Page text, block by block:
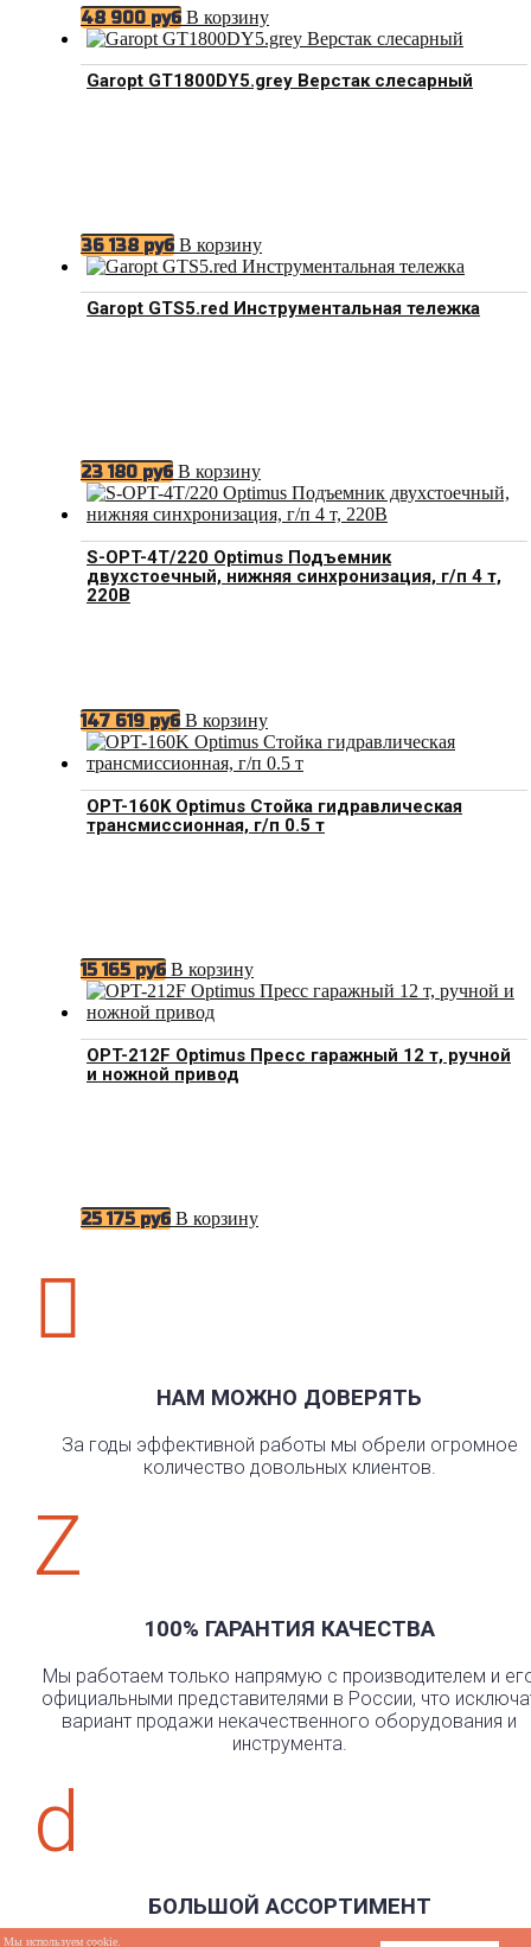
Мы используем cookie.
48 900 руб В корзину
Garopt GT1800DY5.grey Верстак слесарный
36 138 руб В корзину
Garopt GTS5.red Инструментальная тележка
23 180 руб В корзину
S-OPT-4T/220 Optimus Подъемник
двухстоечный, нижняя синхронизация, г/п 4 т,
220В
147 619 руб В корзину
OPT-160K Optimus Стойка гидравлическая
трансмиссионная, г/п 0.5 т
15 165 руб В корзину
OPT-212F Optimus Пресс гаражный 12 т, ручной
и ножной привод
25 175 руб В корзину

НАМ МОЖНО ДОВЕРЯТЬ
За годы эффективной работы мы обрели огромное
количество довольных клиентов.
Z
100% ГАРАНТИЯ КАЧЕСТВА
Мы работаем только напрямую с производителем и
официальными представителями в России, что
вариант продажи некачественного оборудования и
инструмента.
d
БОЛЬШОЙ АССОРТИМЕНТ